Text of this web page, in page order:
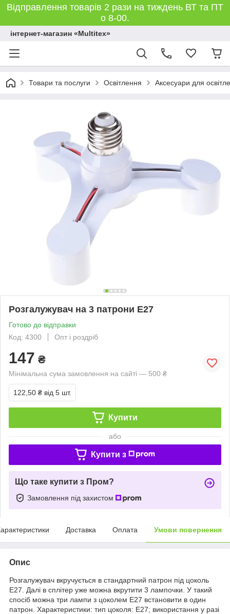
Відправлення товарів 2 рази на тиждень ВТ та ПТ
о 8-00.
інтернет-магазин «Multitex»
Товари та послуги Освітлення Аксесуари для
Розгалужувач на 3 патрони E27
Готово до відправки
Код: 4300
Опт і роздріб
147 ₴
Мінімальна сума замовлення на сайті — 500 ₴
122,50 ₴ від 5 шт.
Купити
або
Купити з
Що таке купити з Пром?
Замовлення під захистом
Доставка Оплата Умови повернення
Опис
Розгалужувач вкручується в стандартний патрон під цоколь
E27. Далі в сплітер уже можна вкрутити 3 лампочки. У такий
спосіб можна три лампи з цоколем E27 встановити в один
патрон. Характеристики: тип цоколя: E27; використання у разі